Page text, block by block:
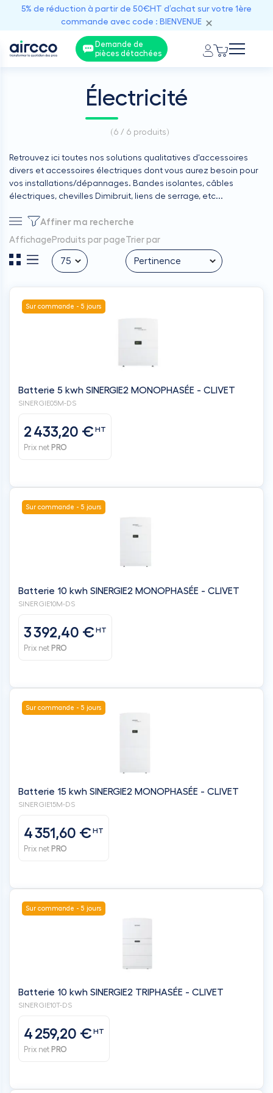
5% de réduction à partir de 50€HT d’achat sur votre 1ère
commande avec code : BIENVENUE
Demande de
pièces détachées
Électricité
(6 / 6 produits)
Retrouvez ici toutes nos solutions qualitatives d'accessoires
divers et accessoires électriques dont vous aurez besoin pour
vos installations/dépannages. Bandes isolantes, câbles
électriques, chevilles Dimibruit, liens de serrage, etc...
Affiner ma recherche
Affichage Produits par pageTrier par
Sur commande - 5 jours
Batterie 5 kwh SINERGIE2 MONOPHASÉE - CLIVET
SINERGIE05M-DS
2 433,20 €HT
Prix net PRO
Sur commande - 5 jours
Batterie 10 kwh SINERGIE2 MONOPHASÉE - CLIVET
SINERGIE10M-DS
3 392,40 €HT
Prix net PRO
Sur commande - 5 jours
Batterie 15 kwh SINERGIE2 MONOPHASÉE - CLIVET
SINERGIE15M-DS
4 351,60 €HT
Prix net PRO
Sur commande - 5 jours
Batterie 10 kwh SINERGIE2 TRIPHASÉE - CLIVET
SINERGIE10T-DS
4 259,20 €HT
Prix net PRO